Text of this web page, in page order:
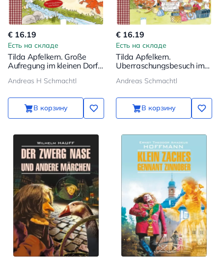
€ 16.19
Есть на складе
Tilda Apfelkern. Große
Aufregung im kleinen Dorf
Andreas H Schmachtl
В корзину
€ 16.19
Есть на складе
Tilda Apfelkern.
Uberraschungsbesuch im
Andreas Schmachtl
В корзину